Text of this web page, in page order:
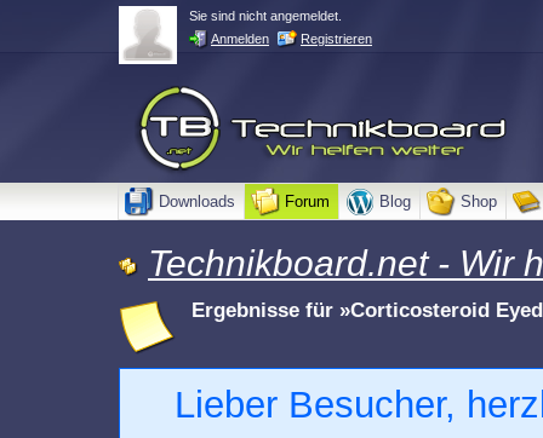
Sie sind nicht angemeldet.
Anmelden
Registrieren
Downloads Forum Blog Shop
Technikboard.net - Wir
Ergebnisse für »Corticosteroid
Lieber Besucher,